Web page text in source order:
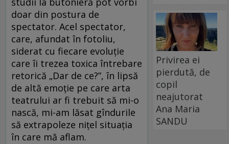
doar din postura de
spectator. Acel spectator,
care, afundat în fotoliu,
siderat cu fiecare evoluție
care îi trezea toxica întrebare
retorică „Dar de ce?”, în lipsă
de altă emoție pe care arta
teatrului ar fi trebuit să mi-o
nască, mi-am lăsat gîndurile
să extrapoleze nițel situația
în care mă aflam.
Privirea ei
pierdută, de
copil
neajutorat
Ana Maria
SANDU